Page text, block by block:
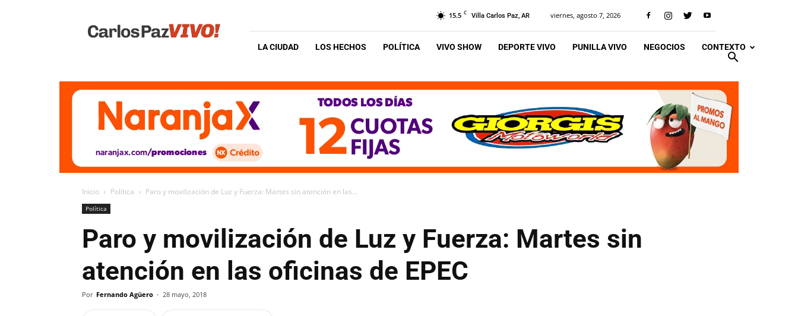
Vivo
15.5 C Villa Carlos Paz, AR viernes, agosto 7, 2026
LA CIUDAD LOS HECHOS POLÍTICA VIVO SHOW DEPORTE VIVO PUNILLA VIVO NEGOCIOS CONTEXTO
Inicio Política Paro y movilización de Luz y Fuerza: Martes sin atención en las...
Política
Paro y movilización de Luz y Fuerza: Martes sin
atención en las oficinas de EPEC
Por Fernando Agüero - 28 mayo, 2018